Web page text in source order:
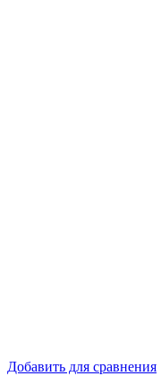
Добавить для сравнения